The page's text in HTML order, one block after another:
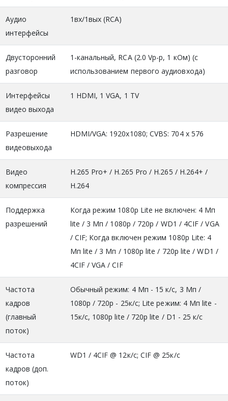
Аудио
интерфейсы
1вх/1вых (RCA)
Двусторонний
разговор
1-канальный, RCA (2.0 Vp-p, 1 кОм) (с
использованием первого аудиовхода)
Интерфейсы
видео выхода
1 HDMI, 1 VGA, 1 TV
Разрешение
видеовыхода
HDMI/VGA: 1920x1080; CVBS: 704 x 576
Видео
компрессия
H.265 Pro+ / H.265 Pro / H.265 / H.264+ /
H.264
Поддержка
разрешений
Когда режим 1080p Lite не включен: 4 Мп
lite / 3 Mп / 1080p / 720p / WD1 / 4CIF / VGA
/ CIF; Когда включен режим 1080p Lite: 4
Мп lite / 3 Mп / 1080p lite / 720p lite / WD1 /
4CIF / VGA / CIF
Частота
кадров
(главный
поток)
Обычный режим: 4 Мп - 15 к/с, 3 Мп /
1080p / 720p - 25к/с; Lite режим: 4 Мп lite -
15к/с, 1080р lite / 720p lite / D1 - 25 к/с
Частота
кадров (доп.
поток)
WD1 / 4CIF @ 12к/с; CIF @ 25к/с